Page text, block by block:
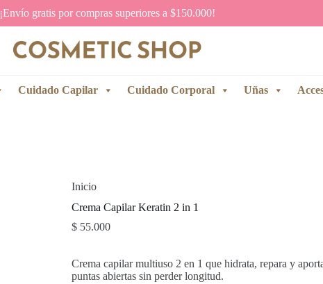
¡Envío gratis por compras superiores a $150.000!
Cuidado Capilar Cuidado Corporal Uñas
Inicio
Crema Capilar Keratin 2 in 1
$55.000
Crema capilar multiuso 2 en 1 que hidrata, repara y
puntas abiertas sin perder longitud.